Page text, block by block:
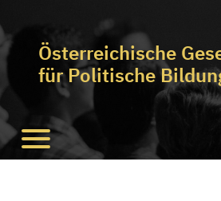
Österreichische
für Politische